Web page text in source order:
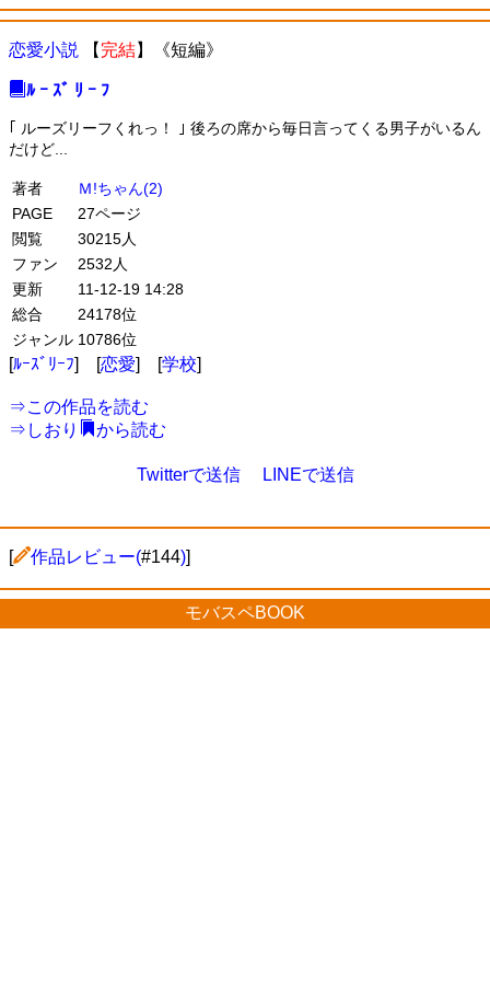
恋愛小説 【 完結】《短編》
ﾙ ｰ ｽﾞ ﾘ ｰ ﾌ
｢ ルーズリーフくれっ！ ｣ 後ろの席から毎日言ってくる男子がいるん
だけど...
著者
Ｍ!ちゃん(2)
PAGE
27ページ
閲覧
30215人
ファン
2532人
更新
11-12-19 14:28
総合
24178位
ジャンル 10786位
[ﾙｰｽﾞﾘｰﾌ] [恋愛] [学校]
⇒この作品を読む
⇒ しおり から読む
Twitterで送信 LINEで送信
[ 作品レビュー(#144)]
モバスペBOOK